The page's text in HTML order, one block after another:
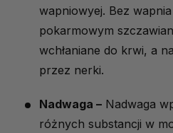
wapniowyej. Bez
pokarmowym
wchłaniane do krwi, a
przez nerki.
Nadwaga – Nadwaga
różnych substancji w